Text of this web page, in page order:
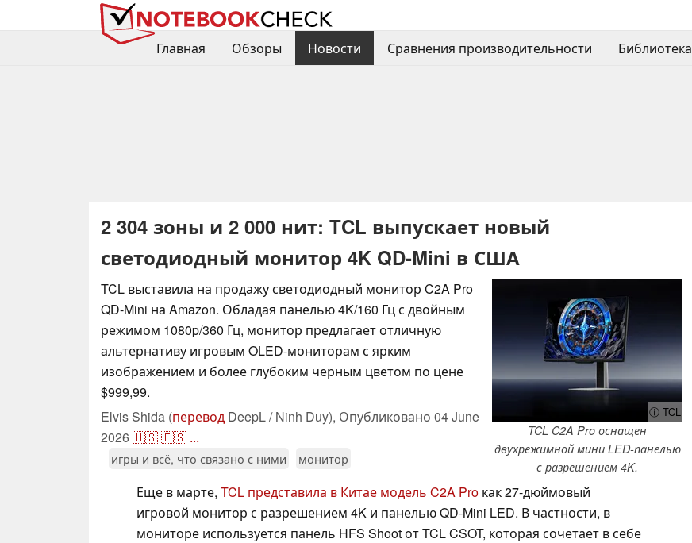
Главная
Обзоры Новости Сравнения производительности Библиотека
2 304 зоны и 2 000 нит: TCL выпускает новый
светодиодный монитор 4K QD-Mini в США
ⓘ TCL
TCL C2A Pro оснащен
двухрежимной мини LED-панелью
с разрешением 4K.
TCL выставила на продажу светодиодный монитор C2A Pro
QD-Mini на Amazon. Обладая панелью 4K/160 Гц с двойным
режимом 1080p/360 Гц, монитор предлагает отличную
альтернативу игровым OLED-мониторам с ярким
изображением и более глубоким черным цветом по цене
$999,99.
Elvis Shida (перевод DeepL / Ninh Duy), Опубликовано 04 June
2026🇺🇸🇪🇸 ...
игры и всё, что связано с ними монитор
Еще в марте, TCL представила в Китае модель C2A Pro как 27-дюймовый
игровой монитор с разрешением 4K и панелью QD-Mini LED. В частности, в
мониторе используется панель HFS Shoot от TCL CSOT, которая сочетает в себе